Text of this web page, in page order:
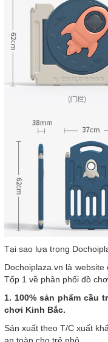
Tại sao lựa trọng
Dochoiplaza.vn là
Tốp 1 về phân phối đồ
1. 100% sản phẩm cầu
chơi Kinh Bắc.
Sản xuất theo T/C xuất
an toàn cho trẻ nhỏ